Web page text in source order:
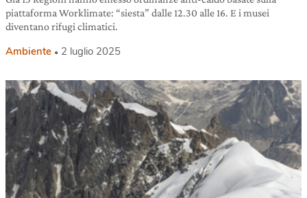
piattaforma Worklimate: “siesta” dalle 12.30 alle 16. E i musei
diventano rifugi climatici.
Ambiente 2 luglio 2025